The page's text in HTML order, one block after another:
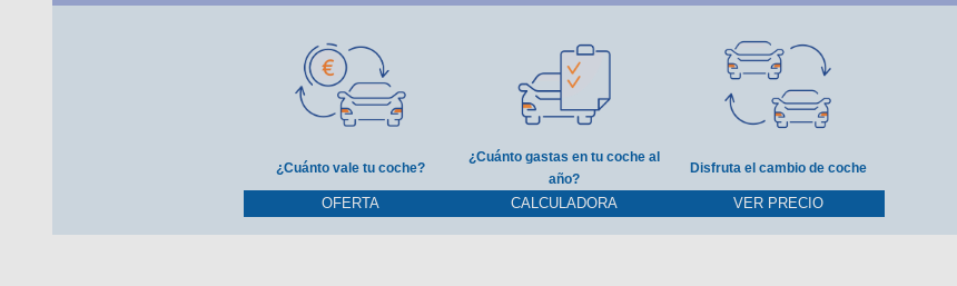
¿Cuánto vale tu coche?
OFERTA
¿Cuánto gastas en tu coche al
año?
CALCULADORA
Disfruta el cambio de coche
VER PRECIO